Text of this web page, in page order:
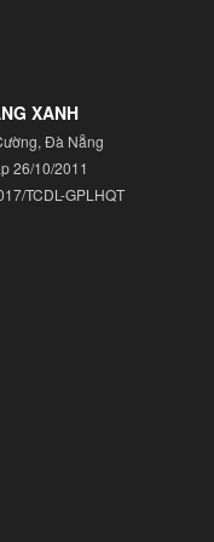
XANH
Đà Nẵng
26/10/2011
TCDL-GPLHQT